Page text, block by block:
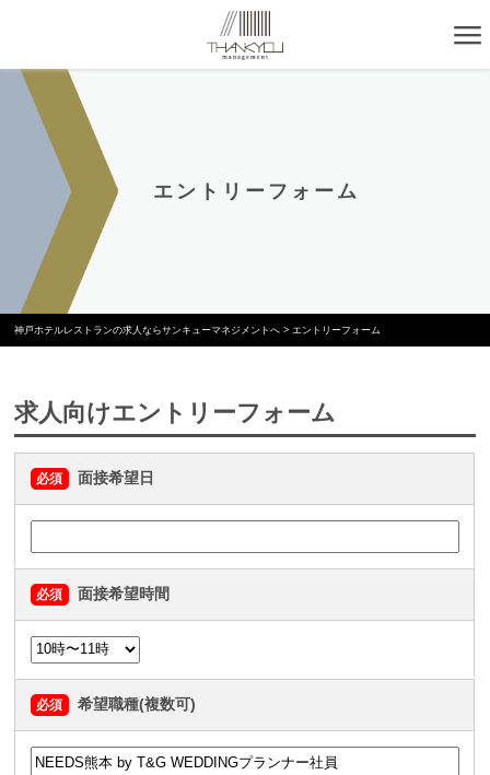
エントリーフォーム
神戸ホテルレストランの求人ならサンキューマネジメントへ > エントリーフォーム
求人向けエントリーフォーム
必須 面接希望日
必須 面接希望時間
必須 希望職種(複数可)